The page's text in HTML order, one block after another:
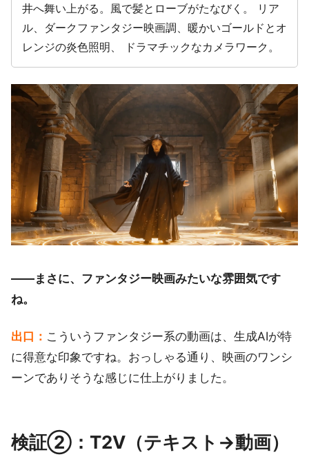
井へ舞い上がる。風で髪とローブがたなびく。 リア
ル、ダークファンタジー映画調、暖かいゴールドとオ
レンジの炎色照明、 ドラマチックなカメラワーク。
――まさに、ファンタジー映画みたいな雰囲気です
ね。
出口： こういうファンタジー系の動画は、生成AIが特
に得意な印象ですね。おっしゃる通り、映画のワンシ
ーンでありそうな感じに仕上がりました。
検証②：T2V（テキスト→動画）